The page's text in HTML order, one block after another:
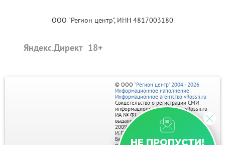
ООО "Регион центр", ИНН 4817003180
Яндекс.Директ
НЕ ПРОПУСТИ!
© ООО "Регион центр" 2004 - 2026
Информационное наполнение:
Информационное агентство vRossii.ru
Свидетельство о регистрации СМИ
информационного агентства vRossii.ru
ИА № ФС 77‑35502
выдано РОСКОМНАДЗОРом 04 марта
2009г.
И. О. Главного редактора Нарыков А. Н.
Баннеры на портале размещаются на